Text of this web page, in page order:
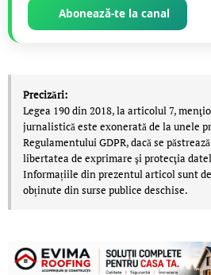
Abonează-te la canal
Precizări:
Legea 190 din 2018, la articolul 7,
jurnalistică este exonerată de la unele
Regulamentului GDPR, dacă se
libertatea de exprimare şi protecţia
Informațiile din prezentul articol sunt
obținute din surse publice deschise.